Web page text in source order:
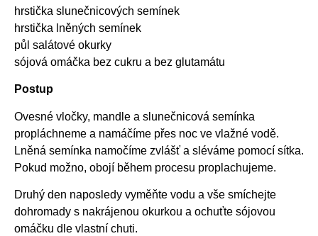
hrstička slunečnicových semínek
hrstička lněných semínek
půl salátové okurky
sójová omáčka bez cukru a bez glutamátu
Postup
Ovesné vločky, mandle a slunečnicová semínka
propláchneme a namáčíme přes noc ve vlažné vodě.
Lněná semínka namočíme zvlášť a sléváme pomocí sítka.
Pokud možno, obojí během procesu proplachujeme.
Druhý den naposledy vyměňte vodu a vše smíchejte
dohromady s nakrájenou okurkou a ochuťte sójovou
omáčku dle vlastní chuti.